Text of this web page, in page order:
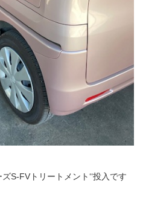
ズS-FVトリートメント‘‘投入です